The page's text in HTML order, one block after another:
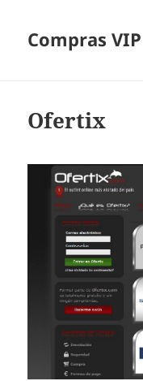
Compras VIP
Ofertix